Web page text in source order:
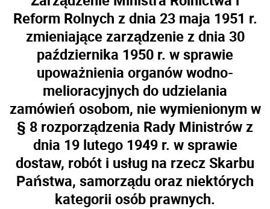
Reform Rolnych z dnia 23 maja 1951 r.
zmieniające zarządzenie z dnia 30
października 1950 r. w sprawie
upoważnienia organów wodno-
melioracyjnych do udzielania
zamówień osobom, nie wymienionym w
§ 8 rozporządzenia Rady Ministrów z
dnia 19 lutego 1949 r. w sprawie
dostaw, robót i usług na rzecz Skarbu
Państwa, samorządu oraz niektórych
kategorii osób prawnych.